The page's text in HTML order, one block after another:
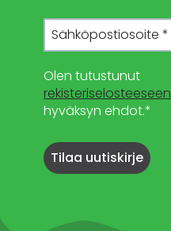
Olen tutustunut
rekisteriselosteeseen
hyväksyn ehdot.*